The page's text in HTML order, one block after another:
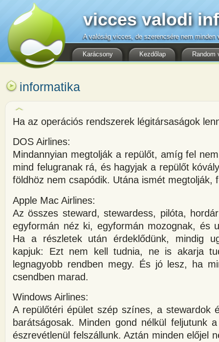
Karácsony Kezdőlap Random
vicces valodi
A valóság vicces, de szerencsére nem minden
informatika
Ha az operációs rendszerek légitársaságok
DOS Airlines:
Mindannyian megtolják a repülőt, amíg fel
mind felugranak rá, és hagyjak a repülőt
földhöz nem csapódik. Utána ismét megtolják,
Apple Mac Airlines:
Az összes steward, stewardess, pilóta,
egyformán néz ki, egyformán mozognak, és
Ha a részletek után érdeklődünk, mindig
kapjuk: Ezt nem kell tudnia, ne is akarja
legnagyobb rendben megy. És jó lesz, ha
csendben marad.
Windows Airlines:
A repülőtéri épület szép színes, a stewardok
barátságosak. Minden gond nélkül feljutunk
észrevétlenül felszállunk. Aztán minden előjel